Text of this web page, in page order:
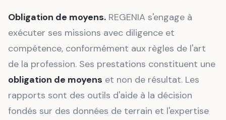
Obligation de moyens. REGENIA s'engage à
exécuter ses missions avec diligence et
compétence, conformément aux règles de l'art
de la profession. Ses prestations constituent une
obligation de moyens et non de résultat. Les
rapports sont des outils d'aide à la décision
fondés sur des données de terrain et l'expertise